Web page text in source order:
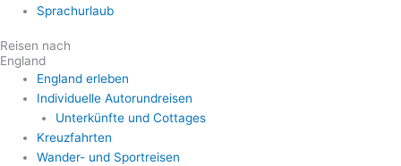
Sprachurlaub
Reisen nach
England
England erleben
Individuelle Autorundreisen
Unterkünfte und Cottages
Kreuzfahrten
Wander- und Sportreisen